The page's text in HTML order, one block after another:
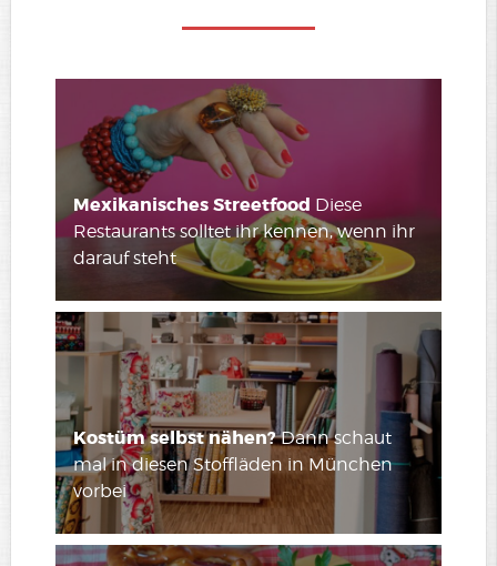
Mexikanisches Streetfood Diese
Restaurants solltet ihr kennen, wenn ihr
darauf steht
Kostüm selbst nähen?Dann schaut
mal in diesen Stoffläden in München
vorbei